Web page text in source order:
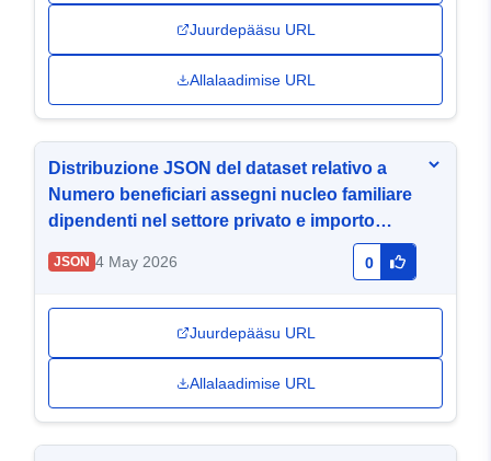
Juurdepääsu URL
Allalaadimise URL
Distribuzione JSON del dataset relativo a
Numero beneficiari assegni nucleo familiare
dipendenti nel settore privato e importo
complessivo divisi per anno, regione,
qualifica e numero componenti nucleo
JSON 4 May 2026 0
Juurdepääsu URL
Allalaadimise URL